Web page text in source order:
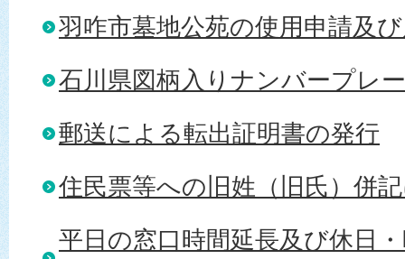
羽咋市墓地公苑の使用申請及
石川県図柄入りナンバープレ
郵送による転出証明書の発行
住民票等への旧姓（旧氏）併
平日の窓口時間延長及び休日